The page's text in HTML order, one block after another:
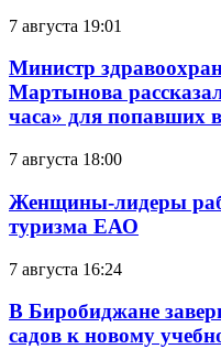
7 августа 19:01
Министр
Мартынова
часа» для попавших
7 августа 18:00
Женщины-лидеры
туризма ЕАО
7 августа 16:24
В Биробиджане
садов к новому